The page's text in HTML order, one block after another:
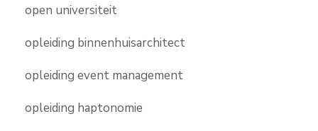
open universiteit
opleiding binnenhuisarchitect
opleiding event management
opleiding haptonomie